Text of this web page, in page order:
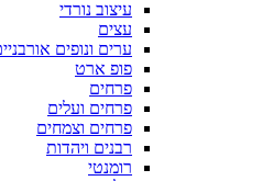
עיצוב נורדי
עצים
ערים ונופים
פופ ארט
פרחים
פרחים ועלים
פרחים וצמחים
רבנים ויהדות
רומנטי